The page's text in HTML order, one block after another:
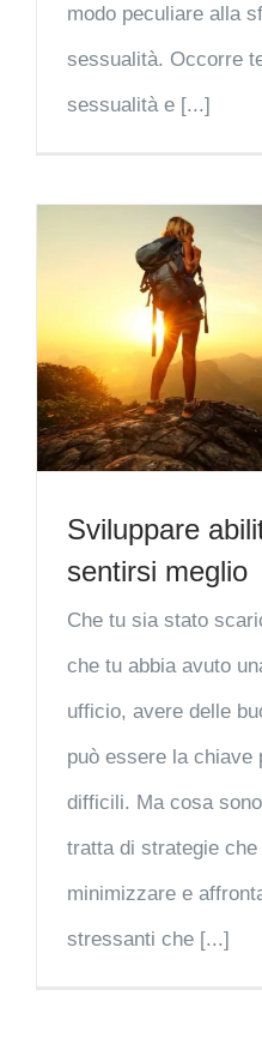
modo peculiare alla
sessualità. Occorre
sessualità e [...]
Sviluppare
sentirsi meglio
Che tu sia stato
che tu abbia avuto
ufficio, avere delle
può essere la chiave
difficili. Ma cosa
tratta di strategie
minimizzare e
stressanti che [...]